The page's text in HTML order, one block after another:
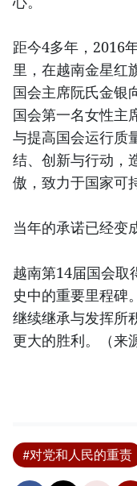
距今4多年，2016
里，在越南金星红
国会主席阮氏金银
国会第一名女性主
与提高国会运行质
结、创新与行动，
傲，致力于国家可
当年的承诺已经变
越南第14届国会取
史中的重要里程碑
继续继承与发挥所
更大的胜利。（来
#对党和人民的重责